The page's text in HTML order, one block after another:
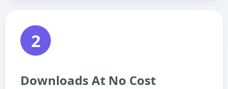
2
Downloads At No Cost